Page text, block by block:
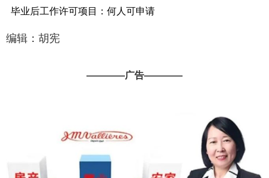
毕业后工作许可项目：何人可申请
编辑：胡宪
————广告————